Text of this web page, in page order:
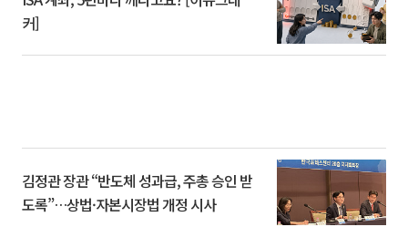
커]
김정관 장관 “반도체 성과급, 주총 승인 받
도록”…상법·자본시장법 개정 시사